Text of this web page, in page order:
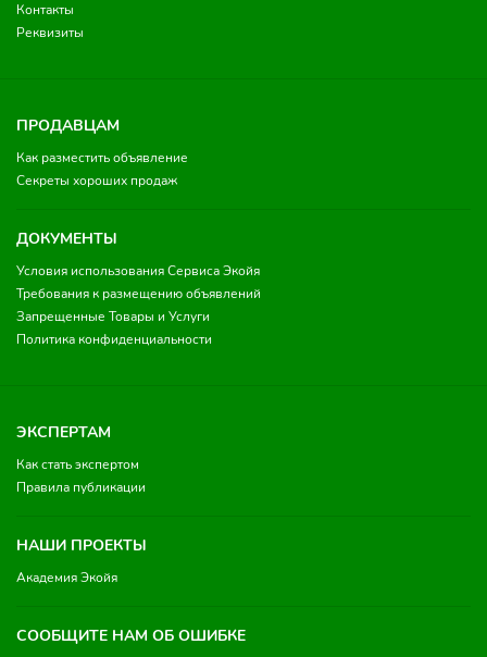
Контакты
Реквизиты
ПРОДАВЦАМ
Как разместить объявление
Секреты хороших продаж
ДОКУМЕНТЫ
Условия использования Сервиса Экойя
Требования к размещению объявлений
Запрещенные Товары и Услуги
Политика конфиденциальности
ЭКСПЕРТАМ
Как стать экспертом
Правила публикации
НАШИ ПРОЕКТЫ
Академия Экойя
СООБЩИТЕ НАМ ОБ ОШИБКЕ